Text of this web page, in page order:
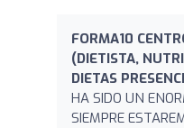
FORMA10
(DIETISTA,
DIETAS
HA SIDO UN
SIEMPRE